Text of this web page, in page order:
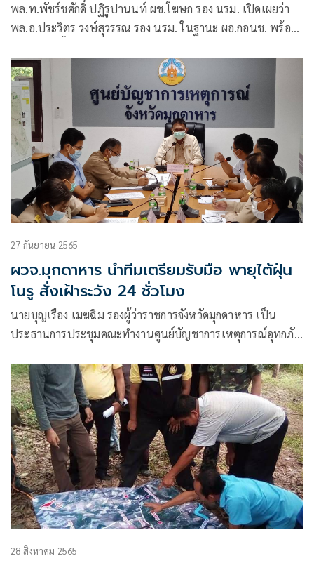
พล.ท.พัชร์ชศักดิ์ ปฏิรูปานนท์ ผช.โฆษก รอง นรม. เปิดเผยว่า
พล.อ.ประวิตร วงษ์สุวรรณ รอง นรม. ในฐานะ ผอ.กอนช. พร้อม
ช่วงบ่ายได้เดินทางไปตรวจเยี่ยม โครงการก่อสร้างประตูระบาย
น้ำ”ห้วยบังอี่”
27 กันยายน 2565
ผวจ.มุกดาหาร นำทีมเตรียมรับมือ พายุไต้ฝุ่น
โนรู สั่งเฝ้าระวัง 24 ชั่วโมง
นายบุญเรือง เมฆฉิม รองผู้ว่าราชการจังหวัดมุกดาหาร เป็น
ประธานการประชุมคณะทำงานศูนย์บัญชาการเหตุการณ์อุทกภัย
28 สิงหาคม 2565